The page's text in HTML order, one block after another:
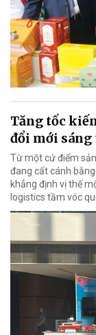
Tăng tốc
đổi mới sáng
Từ một cứ điểm
đang cất cánh
khẳng định vị thế
logistics tầm vóc